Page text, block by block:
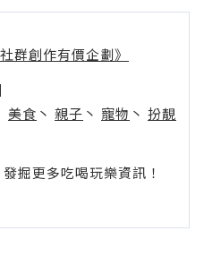
群創作有價企劃》
美食 丶 親子 丶 寵物 丶 扮靚
掘更多吃喝玩樂資訊！